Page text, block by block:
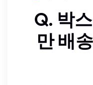
Q. 박
만 배